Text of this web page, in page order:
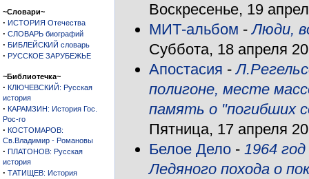
~Словари~
· ИСТОРИЯ Отечества
· СЛОВАРЬ биографий
· БИБЛЕЙСКИЙ словарь
· РУССКОЕ ЗАРУБЕЖЬЕ
~Библиотечка~
· КЛЮЧЕВСКИЙ: Русская
история
· КАРАМЗИН: История Гос.
Рос-го
· КОСТОМАРОВ:
Св.Владимир - Романовы
· ПЛАТОНОВ: Русская
история
· ТАТИЩЕВ: История
Воскресенье, 19
МИТ-альбом -Люди,
Суббота, 18 апреля
Апостасия -
полигоне, месте
память о "погибших
Пятница, 17 апреля
Белое Дело - 1964
Ледяного похода о